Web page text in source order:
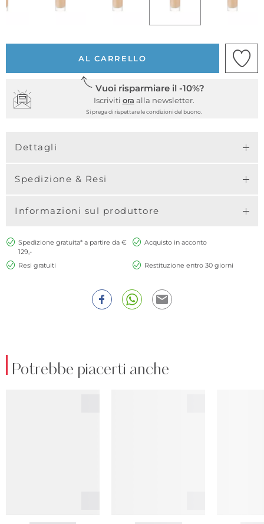
AL CARRELLO
Vuoi risparmiare il -10%?
Iscriviti ora alla newsletter.
Si prega di rispettare le condizioni del buono.
Dettagli
Spedizione & Resi
Informazioni sul produttore
Spedizione gratuita* a partire da €
129,-
Acquisto in acconto
Resi gratuiti Restituzione entro 30 giorni
Potrebbe piacerti anche